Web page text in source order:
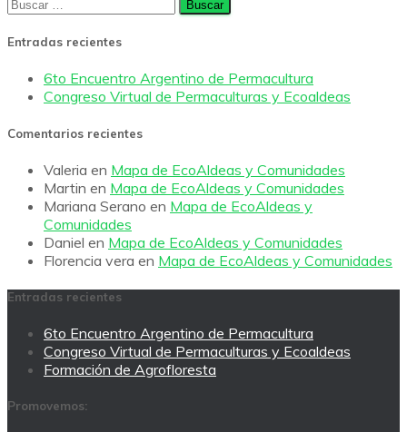
Entradas recientes
6to Encuentro Argentino de Permacultura
Congreso Virtual de Permaculturas y Ecoaldeas
Comentarios recientes
Valeria en Mapa de EcoAldeas y Comunidades
Martin en Mapa de EcoAldeas y Comunidades
Mariana Serano en Mapa de EcoAldeas y
Comunidades
Daniel en Mapa de EcoAldeas y Comunidades
Florencia vera en Mapa de EcoAldeas y Comunidades
Entradas recientes
6to Encuentro Argentino de Permacultura
Congreso Virtual de Permaculturas y Ecoaldeas
Formación de Agrofloresta
Promovemos: